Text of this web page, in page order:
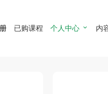
已购课程 个人中心  内